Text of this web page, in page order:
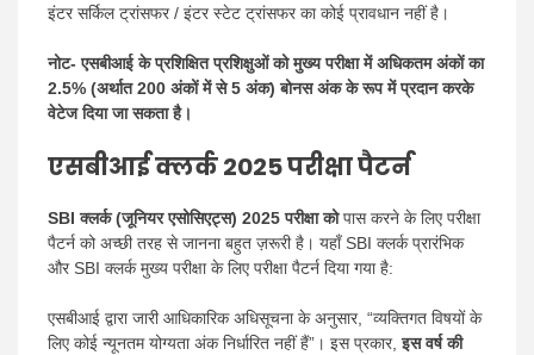
इंटर सर्किल ट्रांसफर / इंटर स्टेट ट्रांसफर का कोई प्रावधान नहीं है।
नोट- एसबीआई के प्रशिक्षित प्रशिक्षुओं को मुख्य परीक्षा में अधिकतम अंकों का
2.5% (अर्थात 200 अंकों में से 5 अंक) बोनस अंक के रूप में प्रदान करके
वेटेज दिया जा सकता है।
एसबीआई क्लर्क 2025 परीक्षा पैटर्न
SBI क्लर्क (जूनियर एसोसिएट्स) 2025 परीक्षा कोपास करने के लिए परीक्षा
पैटर्न को अच्छी तरह से जानना बहुत ज़रूरी है। यहाँ SBI क्लर्क प्रारंभिक
और SBI क्लर्क मुख्य परीक्षा के लिए परीक्षा पैटर्न दिया गया है:
एसबीआई द्वारा जारी आधिकारिक अधिसूचना के अनुसार, “व्यक्तिगत विषयों के
लिए कोई न्यूनतम योग्यता अंक निर्धारित नहीं हैं”। इस प्रकार,इस वर्ष की